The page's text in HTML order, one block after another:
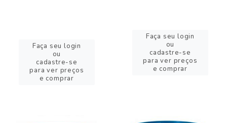
Faça seu login
ou
cadastre-se
para ver preços
e comprar
Faça seu login
ou
cadastre-se
para ver preços
e comprar